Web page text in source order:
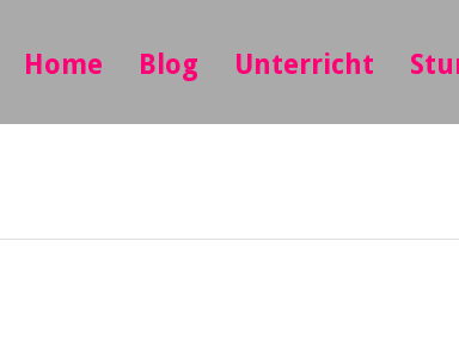
Home Blog Unterricht